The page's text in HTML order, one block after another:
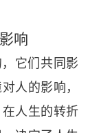
响
它们共同影
人的影响，
人生的转折